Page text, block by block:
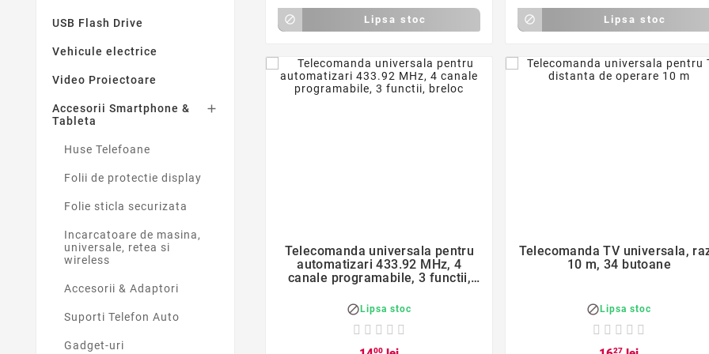
USB Flash Drive
Vehicule electrice
Video Proiectoare
Accesorii Smartphone &
Tableta

Huse Telefoane
Folii de protectie display
Folie sticla securizata
Incarcatoare de masina,
universale, retea si
wireless
Accesorii & Adaptori
Suporti Telefon Auto
Gadget-uri
 Lipsa stoc  Lipsa stoc

Telecomanda universala pentru
automatizari 433.92 MHz, 4
canale programabile, 3 functii,
Lipsa stoc
00

Telecomanda TV universala,
10 m, 34 butoane
Lipsa stoc
27